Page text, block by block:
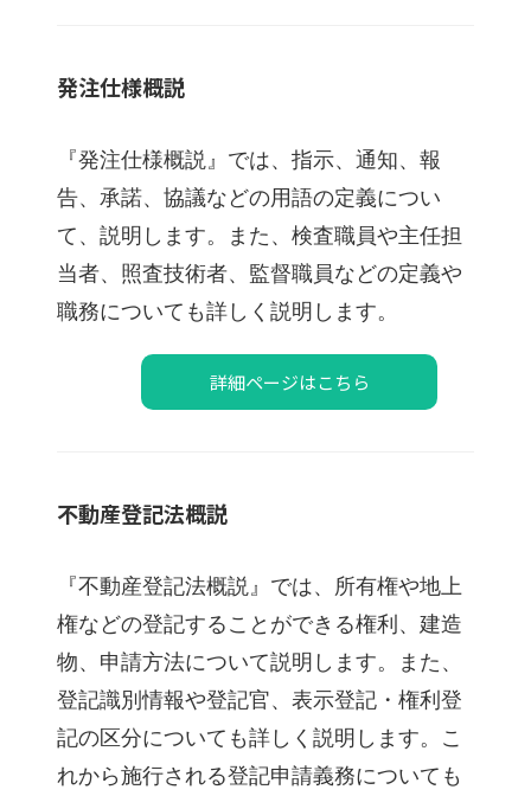
発注仕様概説
『発注仕様概説』では、指示、通知、報
告、承諾、協議などの用語の定義につい
て、説明します。また、検査職員や主任担
当者、照査技術者、監督職員などの定義や
職務についても詳しく説明します。
詳細ページはこちら
不動産登記法概説
『不動産登記法概説』では、所有権や地上
権などの登記することができる権利、建造
物、申請方法について説明します。また、
登記識別情報や登記官、表示登記・権利登
記の区分についても詳しく説明します。 こ
れから施行される登記申請義務についても